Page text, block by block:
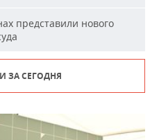
представили нового
ЗА СЕГОДНЯ